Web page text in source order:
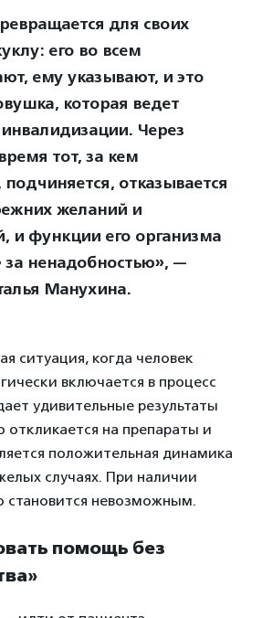
для своих
его во всем
ему указывают, и это
которая ведет
Через
тот, за кем
отказывается
желаний и
и функции его организма
за ненадобностью», —
Манухина.
ситуация, когда человек
включается в процесс
удивительные результаты
на препараты и
положительная динамика
случаях. При наличии
становится невозможным.
помощь без